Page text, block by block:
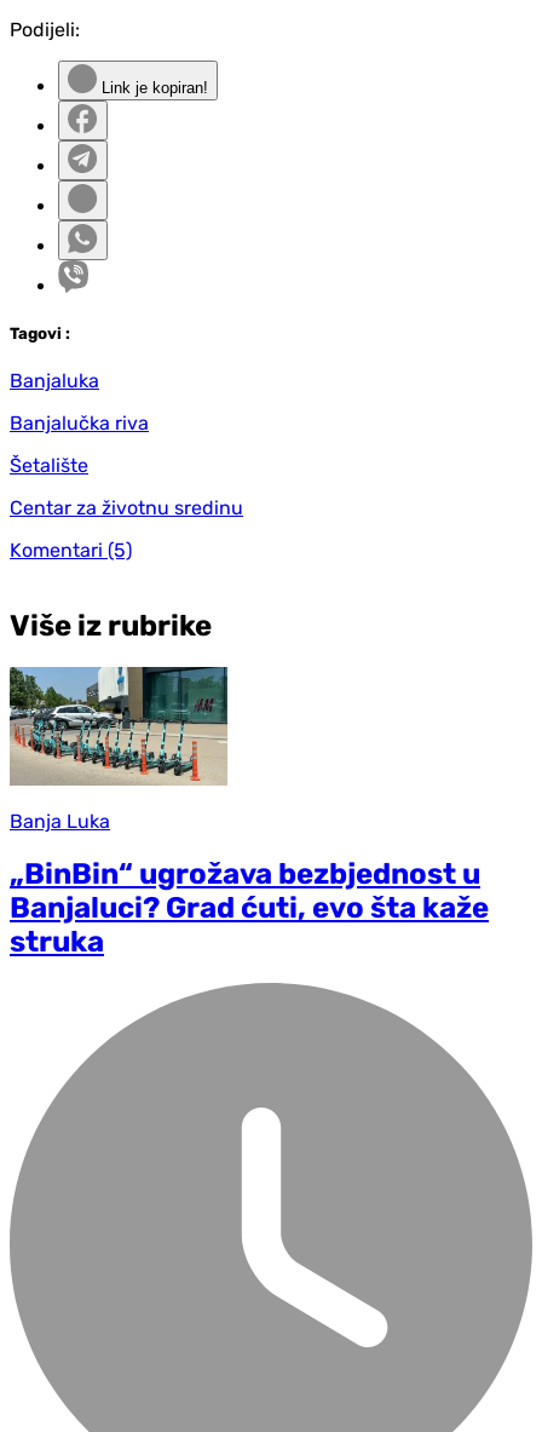
Podijeli:
Link je kopiran!
Tagovi :
Banjaluka
Banjalučka riva
Šetalište
Centar za životnu sredinu
Komentari (5)
Više iz rubrike
Banja Luka
„BinBin“ ugrožava bezbjednost u
Banjaluci? Grad ćuti, evo šta kaže
struka